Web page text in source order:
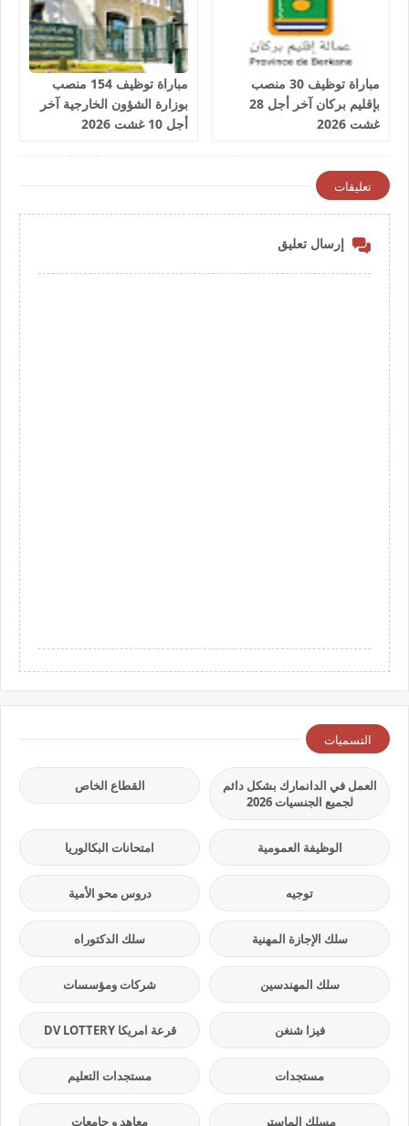
مباراة توظيف 30 منصب
بإقليم بركان آخر أجل 28
غشت 2026
مباراة توظيف 154 منصب
بوزارة الشؤون الخارجية آخر
أجل 10 غشت 2026
تعليقات
إرسال تعليق
التسميات
العمل في الدانمارك بشكل دائم
لجميع الجنسيات 2026
القطاع الخاص
الوظيفة العمومية امتحانات البكالوريا
توجيه دروس محو الأمية
سلك الإجازة المهنية سلك الدكتوراه
سلك المهندسين شركات ومؤسسات
فيزا شنغن قرعة امريكا DV LOTTERY
مستجدات مستجدات التعليم
مسلك الماستر معاهد و جامعات